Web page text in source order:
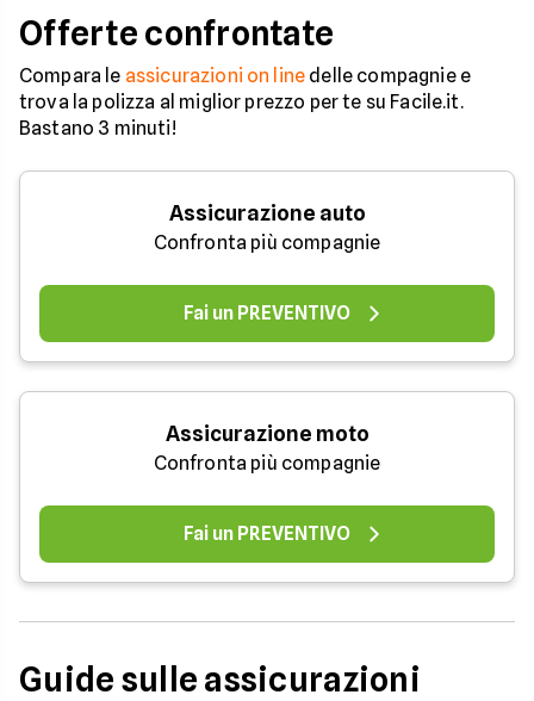
Offerte confrontate
Compara le assicurazioni on line delle compagnie e
trova la polizza al miglior prezzo per te su Facile.it.
Bastano 3 minuti!
Assicurazione auto
Confronta più compagnie
Fai un PREVENTIVO
Assicurazione moto
Confronta più compagnie
Fai un PREVENTIVO
Guide sulle assicurazioni